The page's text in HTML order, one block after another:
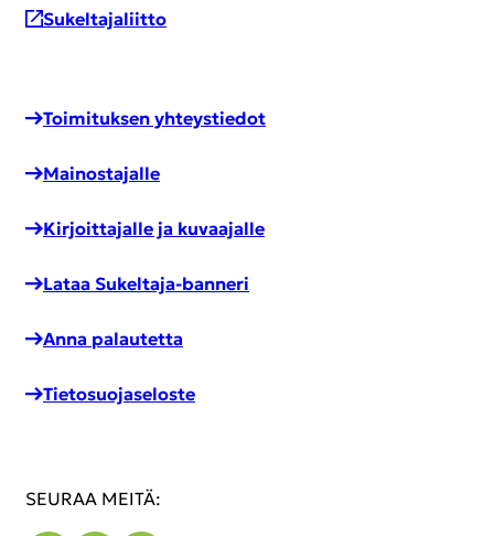
Su­kel­ta­ja­liit­to
Toi­mi­tuk­sen yh­teys­tie­dot
Mai­nos­ta­jal­le
Kir­joit­ta­jal­le ja ku­vaa­jal­le
Lataa Sukeltaja-​banneri
Anna pa­lau­tet­ta
Tie­to­suo­ja­se­los­te
SEU­RAA MEITÄ: